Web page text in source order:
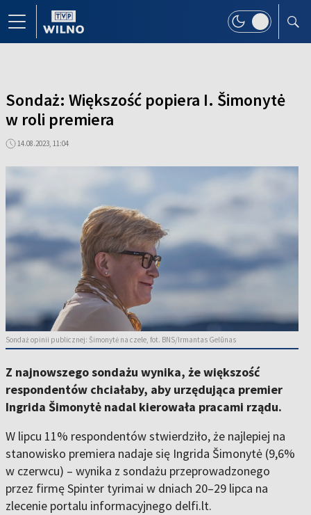
Sondaż: Większość popiera I. Šimonytė
w roli premiera
14.08.2023, 11:04
Sondaż opinii publicznej: Šimonytė na czele, fot. BNS/Irmantas Gelūnas
Z najnowszego sondażu wynika, że większość
respondentów chciałaby, aby urzędująca premier
Ingrida Šimonytė nadal kierowała pracami rządu.
W lipcu 11% respondentów stwierdziło, że najlepiej na
stanowisko premiera nadaje się Ingrida Šimonytė (9,6%
w czerwcu) – wynika z sondażu przeprowadzonego
przez firmę Spinter tyrimai w dniach 20–29 lipca na
zlecenie portalu informacyjnego delfi.lt.